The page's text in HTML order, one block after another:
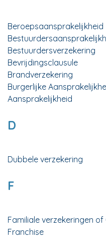
Beroepsaansprakelijkheid
Bestuurdersverzekering
Bevrijdingsclausule
Brandverzekering
Burgerlijke
Aansprakelijkheid
D
Dubbele verzekering
F
Familiale verzekeringen of
Franchise